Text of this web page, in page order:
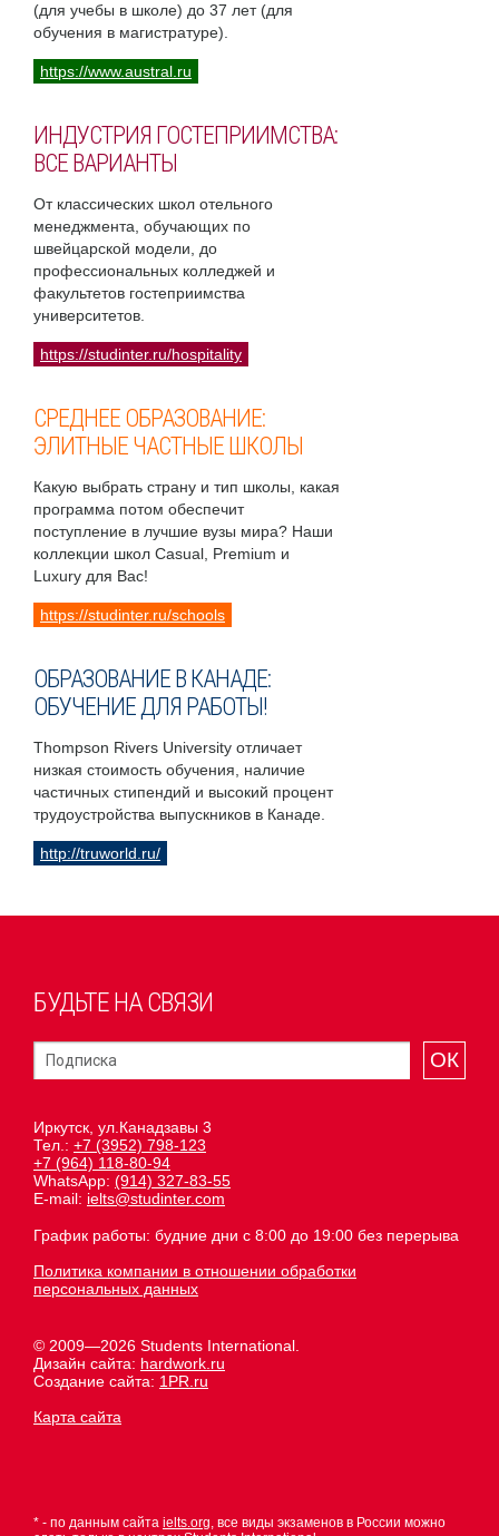
(для учебы в школе) до 37 лет (для
обучения в магистратуре).
https://www.austral.ru
ИНДУСТРИЯ ГОСТЕПРИИМСТВА:
ВСЕ ВАРИАНТЫ
От классических школ отельного
менеджмента, обучающих по
швейцарской модели, до
профессиональных колледжей и
факультетов гостеприимства
университетов.
https://studinter.ru/hospitality
СРЕДНЕЕ ОБРАЗОВАНИЕ:
ЭЛИТНЫЕ ЧАСТНЫЕ ШКОЛЫ
Какую выбрать страну и тип школы, какая
программа потом обеспечит
поступление в лучшие вузы мира? Наши
коллекции школ Casual, Premium и
Luxury для Вас!
https://studinter.ru/schools
ОБРАЗОВАНИЕ В КАНАДЕ:
ОБУЧЕНИЕ ДЛЯ РАБОТЫ!
Thompson Rivers University отличает
низкая стоимость обучения, наличие
частичных стипендий и высокий процент
трудоустройства выпускников в Канаде.
http://truworld.ru/
БУДЬТЕ НА СВЯЗИ
ОК
Иркутск, ул.Канадзавы 3
Тел.: +7 (3952) 798-123
+7 (964) 118-80-94
WhatsApp: (914) 327-83-55
E-mail: ielts@studinter.com
График работы: будние дни с 8:00 до 19:00 без перерыва
Политика компании в отношении обработки
персональных данных
© 2009—2026 Students International.
Дизайн сайта: hardwork.ru
Создание сайта: 1PR.ru
Карта сайта
* - по данным сайта ielts.org, все виды экзаменов в России можно